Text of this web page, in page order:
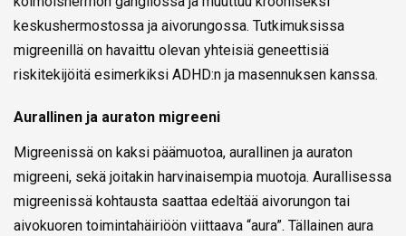
keskushermostossa ja aivorungossa. Tutkimuksissa
migreenillä on havaittu olevan yhteisiä geneettisiä
riskitekijöitä esimerkiksi ADHD:n ja masennuksen kanssa.
Aurallinen ja auraton migreeni
Migreenissä on kaksi päämuotoa, aurallinen ja auraton
migreeni, sekä joitakin harvinaisempia muotoja. Aurallisessa
migreenissä kohtausta saattaa edeltää aivorungon tai
aivokuoren toimintahäiriöön viittaava “aura”. Tällainen aura